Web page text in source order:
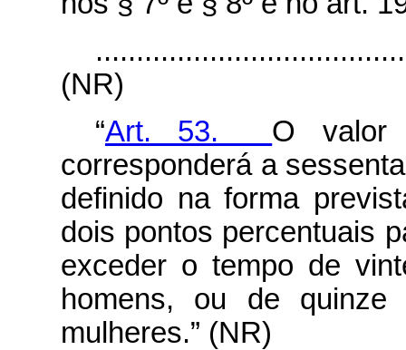
(NR)
“Art. 53. O valor
corresponderá a
definido na forma
dois pontos percentuais
exceder o tempo de
homens, ou de
mulheres.” (NR)